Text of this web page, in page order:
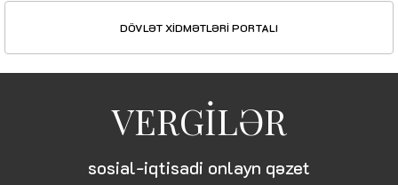
DÖVLƏT XİDMƏTLƏRİ PORTALI
VERGİLƏR
sosial-iqtisadi onlayn qəzet